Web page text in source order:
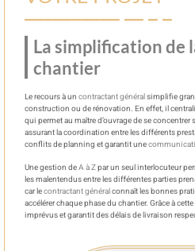
La simplification de
chantier
Le recours à un contractant généralsimplifie
construction ou de rénovation. En effet, il
qui permet au maître d’ouvrage de se concentrer
assurant la coordination entre les différents
conflits de planning et garantit une
Une gestion deA à Zpar un seul interlocuteur
les malentendus entre les différentes parties
car lecontractant généralconnaît les bonnes
accélérer chaque phase du chantier. Grâce à
imprévus et garantit des délais de livraison